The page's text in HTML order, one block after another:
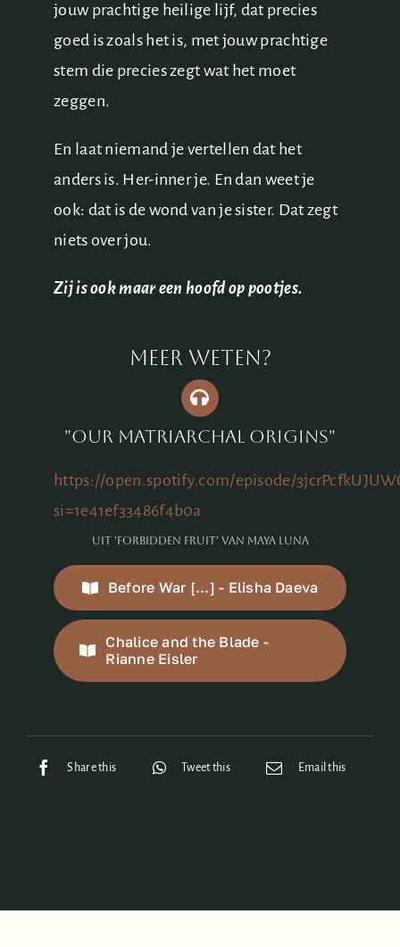
jouw prachtige heilige lijf, dat precies
goed is zoals het is, met jouw prachtige
stem die precies zegt wat het moet
zeggen.
En laat niemand je vertellen dat het
anders is. Her-inner je. En dan weet je
ook: dat is de wond van je sister. Dat zegt
niets over jou.
Zij is ook maar een hoofd op pootjes.
Meer weten?
"Our matriarchal origins"
https://open.spotify.com/episode/
si=1e41ef33486f4b0a
uit 'Forbidden Fruit' van Maya Luna
Before War [...] - Elisha Daeva
Chalice and the Blade -
Rianne Eisler
Share this Tweet this Email this